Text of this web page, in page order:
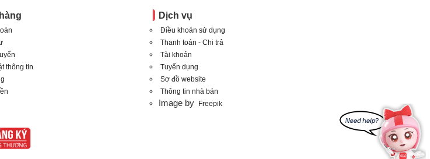
thông tin
Dịch vụ
Điều khoản sử dụng
Thanh toán - Chi trả
Tài khoản
Tuyển dụng
Sơ đồ website
Thông tin nhà bán
Image by Freepik